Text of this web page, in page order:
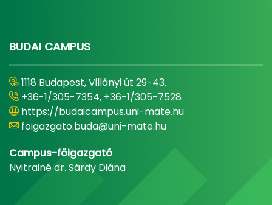
BUDAI CAMPUS
1118 Budapest, Villányi út 29-43.
+36-1/305-7354, +36-1/305-7528
https://budaicampus.uni-mate.hu
foigazgato.buda@uni-mate.hu
Campus-főigazgató
Nyitrainé dr. Sárdy Diána